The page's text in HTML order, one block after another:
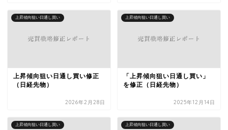
上昇傾向狙い日通し買い
上昇傾向狙い日通し買い修正
（日経先物）
2026年2月28日
上昇傾向狙い日通し買い
「上昇傾向狙い日通し買い」
を修正（日経先物）
2025年12月14日
上昇傾向狙い日通し買い 上昇傾向狙い日通し買い